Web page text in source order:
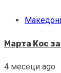
Марта Кос
4 месеци ago